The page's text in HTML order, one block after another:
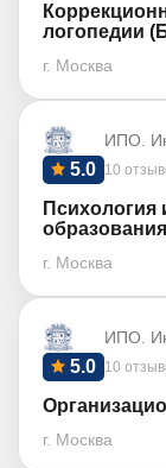
логопедии
г. Москва
ИПО.
10
5.0
Психология
г. Москва
ИПО.
10
5.0
г. Москва